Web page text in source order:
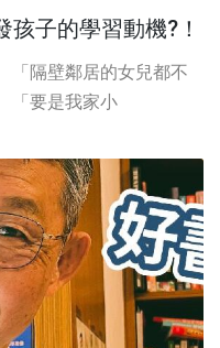
孩子的學習動機?！
「隔壁鄰居的女兒都不
「要是我家小